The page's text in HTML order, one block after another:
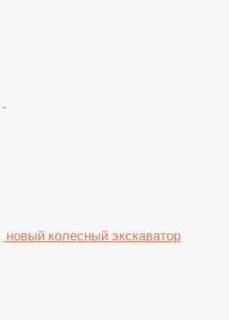
новый колесный экскаватор